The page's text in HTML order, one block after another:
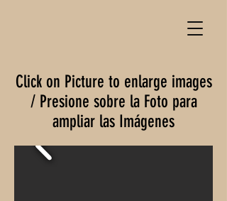
Click on Picture to enlarge images
/ Presione sobre la Foto para
ampliar las Imágenes